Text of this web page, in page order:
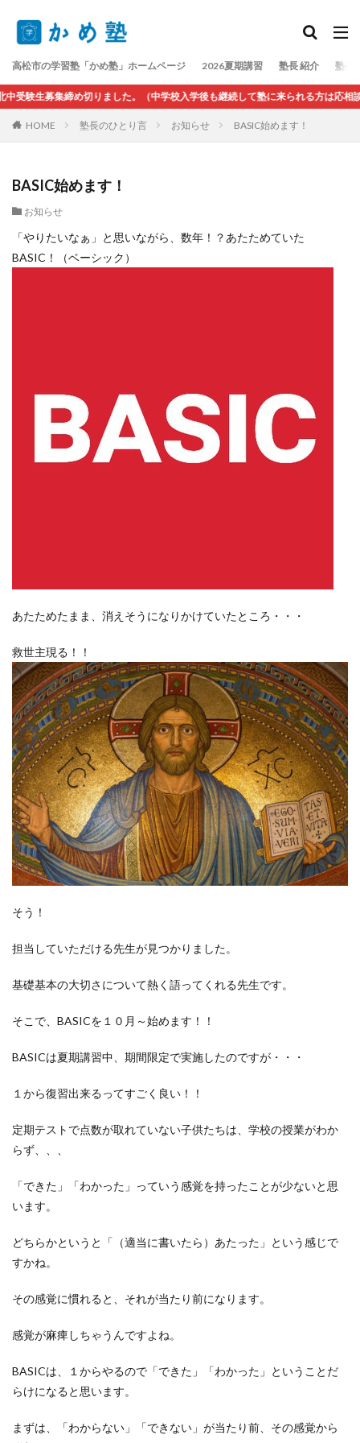
高松市の学習塾「かめ塾」ホームページ 2026夏期講習 塾長 紹介 塾長
集締め切りました。（中学校入学後も継続して塾に来られる方は応相談）
HOME 塾長のひとり言 お知らせ BASIC始めます！
BASIC始めます！
お知らせ
「やりたいなぁ」と思いながら、数年！？あたためていた
BASIC！（ベーシック）
あたためたまま、消えそうになりかけていたところ・・・
救世主現る！！
そう！
担当していただける先生が見つかりました。
基礎基本の大切さについて熱く語ってくれる先生です。
そこで、BASICを１０月～始めます！！
BASICは夏期講習中、期間限定で実施したのですが・・・
１から復習出来るってすごく良い！！
定期テストで点数が取れていない子供たちは、学校の授業がわか
らず、、、
「できた」「わかった」っていう感覚を持ったことが少ないと思
います。
どちらかというと「（適当に書いたら）あたった」という感じで
すかね。
その感覚に慣れると、それが当たり前になります。
感覚が麻痺しちゃうんですよね。
BASICは、１からやるので「できた」「わかった」ということだ
らけになると思います。
まずは、「わからない」「できない」が当たり前、その感覚から